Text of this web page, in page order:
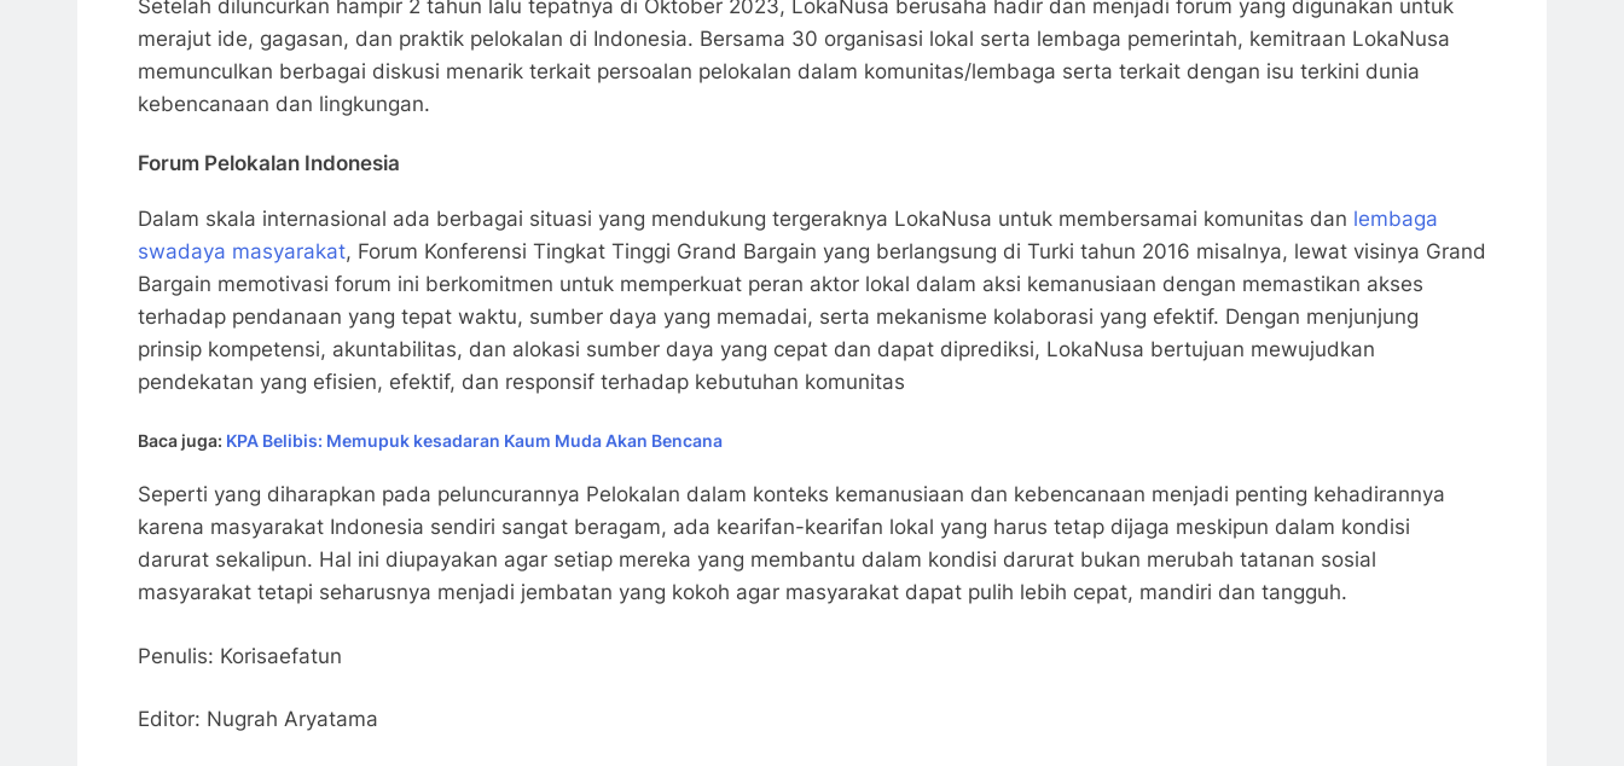
Setelah diluncurkan hampir 2 tahun lalu tepatnya di Oktober 2023, LokaNusa berusaha hadir dan menjadi forum yang digunakan untuk
merajut ide, gagasan, dan praktik pelokalan di Indonesia. Bersama 30 organisasi lokal serta lembaga pemerintah, kemitraan LokaNusa
memunculkan berbagai diskusi menarik terkait persoalan pelokalan dalam komunitas/lembaga serta terkait dengan isu terkini dunia
kebencanaan dan lingkungan.
Forum Pelokalan Indonesia
Dalam skala internasional ada berbagai situasi yang mendukung tergeraknya LokaNusa untuk membersamai komunitas dan lembaga
swadaya masyarakat, Forum Konferensi Tingkat Tinggi Grand Bargain yang berlangsung di Turki tahun 2016 misalnya, lewat visinya Grand
Bargain memotivasi forum ini berkomitmen untuk memperkuat peran aktor lokal dalam aksi kemanusiaan dengan memastikan akses
terhadap pendanaan yang tepat waktu, sumber daya yang memadai, serta mekanisme kolaborasi yang efektif. Dengan menjunjung
prinsip kompetensi, akuntabilitas, dan alokasi sumber daya yang cepat dan dapat diprediksi, LokaNusa bertujuan mewujudkan
pendekatan yang efisien, efektif, dan responsif terhadap kebutuhan komunitas
Baca juga: KPA Belibis: Memupuk kesadaran Kaum Muda Akan Bencana
Seperti yang diharapkan pada peluncurannya Pelokalan dalam konteks kemanusiaan dan kebencanaan menjadi penting kehadirannya
karena masyarakat Indonesia sendiri sangat beragam, ada kearifan-kearifan lokal yang harus tetap dijaga meskipun dalam kondisi
darurat sekalipun. Hal ini diupayakan agar setiap mereka yang membantu dalam kondisi darurat bukan merubah tatanan sosial
masyarakat tetapi seharusnya menjadi jembatan yang kokoh agar masyarakat dapat pulih lebih cepat, mandiri dan tangguh.
Penulis: Korisaefatun
Editor: Nugrah Aryatama